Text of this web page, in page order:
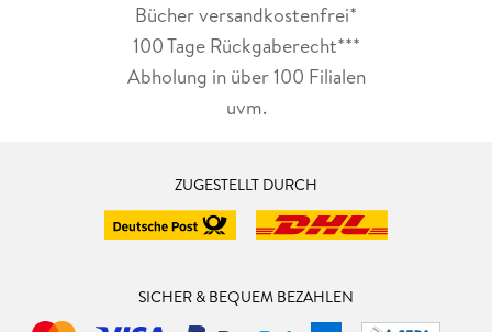
Bücher versandkostenfrei*
100 Tage Rückgaberecht***
Abholung in über 100 Filialen
uvm.
ZUGESTELLT DURCH
SICHER & BEQUEM BEZAHLEN